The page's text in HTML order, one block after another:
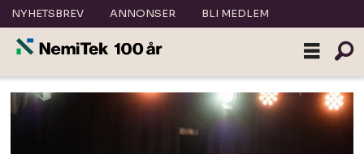
NYHETSBREV ANNONSER BLI MEDLEM
Tag: